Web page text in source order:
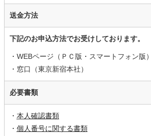
送金方法
下記のお申込方法でお受けしております。
・WEBページ（ＰＣ版・スマートフォン版）
・窓口（東京新宿本社）
必要書類
・ 本人確認書類
・ 個人番号に関する書類